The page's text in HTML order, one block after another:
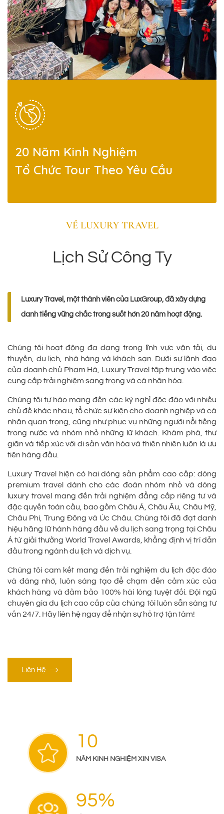
20 Năm Kinh Nghiệm
Tổ Chức Tour Theo Yêu Cầu
VỀ LUXURY TRAVEL
Lịch Sử Công Ty
Luxury Travel, một thành viên của LuxGroup, đã xây dựng
danh tiếng vững chắc trong suốt hơn 20 năm hoạt động.
Chúng tôi hoạt động đa dạng trong lĩnh vực vận tải, du
thuyền, du lịch, nhà hàng và khách sạn. Dưới sự lãnh đạo
của doanh chủ Phạm Hà, Luxury Travel tập trung vào việc
cung cấp trải nghiệm sang trọng và cá nhân hóa.
Chúng tôi tự hào mang đến các kỳ nghỉ độc đáo với nhiều
chủ đề khác nhau, tổ chức sự kiện cho doanh nghiệp và cá
nhân quan trọng, cũng như phục vụ những người nổi tiếng
trong nước và nhóm nhỏ những lữ khách. Khám phá, thư
giãn và tiếp xúc với di sản văn hóa và thiên nhiên luôn là ưu
tiên hàng đầu.
Luxury Travel hiện có hai dòng sản phẩm cao cấp: dòng
premium travel dành cho các đoàn nhóm nhỏ và dòng
luxury travel mang đến trải nghiệm đẳng cấp riêng tư và
đặc quyền toàn cầu, bao gồm Châu Á, Châu Âu, Châu Mỹ,
Châu Phi, Trung Đông và Úc Châu. Chúng tôi đã đạt danh
hiệu hãng lữ hành hàng đầu về du lịch sang trọng tại Châu
Á từ giải thưởng World Travel Awards, khẳng định vị trí dẫn
đầu trong ngành du lịch và dịch vụ.
Chúng tôi cam kết mang đến trải nghiệm du lịch độc đáo
và đáng nhớ, luôn sáng tạo để chạm đến cảm xúc của
khách hàng và đảm bảo 100% hài lòng tuyệt đối. Đội ngũ
chuyên gia du lịch cao cấp của chúng tôi luôn sẵn sàng tư
vấn 24/7. Hãy liên hệ ngay để nhận sự hỗ trợ tận tâm!
Liên Hệ
10
NĂM KINH NGHIỆM XIN VISA
95%